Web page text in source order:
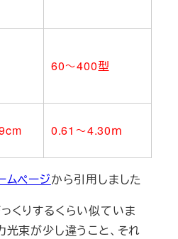
60～400型
0.61～4.30ｍ
ムページから引用しました
くりするくらい似ていま
光束が少し違うこと、それ